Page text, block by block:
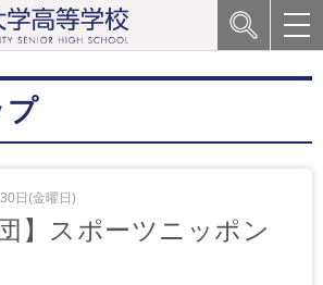
プ
日(金曜日)
】スポーツニッポン